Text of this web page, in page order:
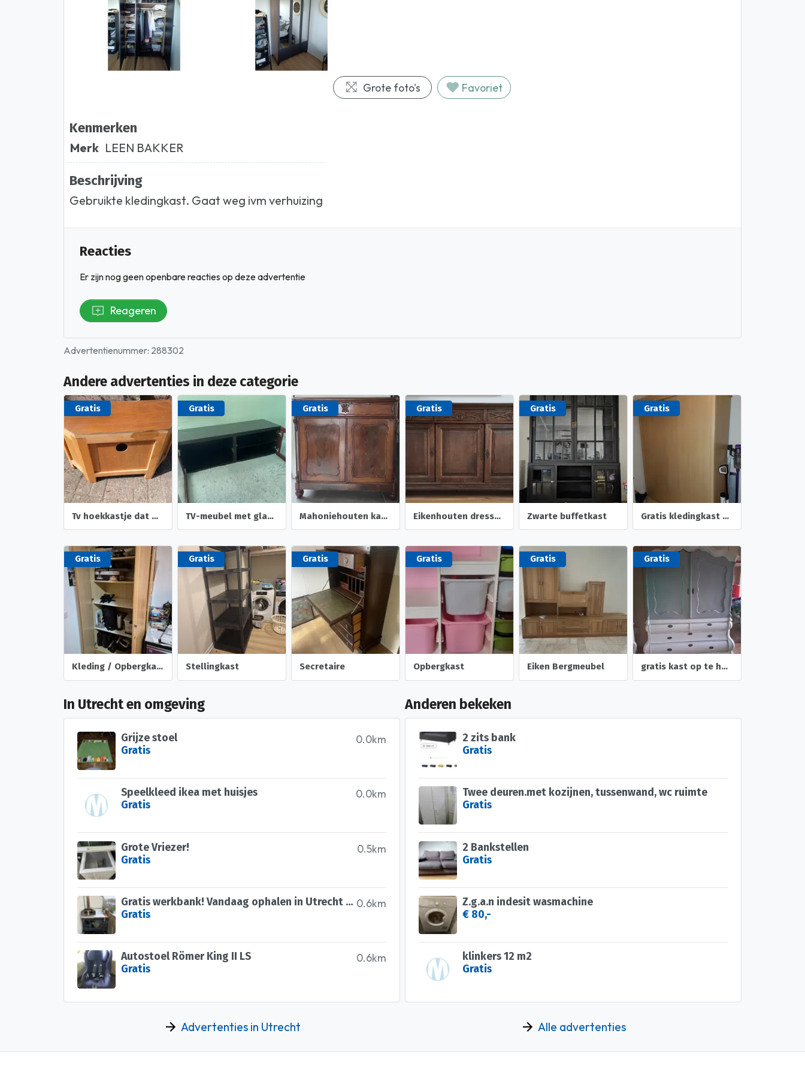
Favoriet
Grote foto's
Kenmerken
Merk LEEN BAKKER
Beschrijving
Gebruikte kledingkast. Gaat weg ivm verhuizing
Reacties
Er zijn nog geen openbare reacties op deze advertentie
Reageren
Advertentienummer: 288302
Andere advertenties in deze categorie
Gratis
Tv hoekkastje dat wat opgeknapt moet woeden.
Gratis
TV-meubel met glazen blad
Gratis
Mahoniehouten kastje
Gratis
Eikenhouten dressoir
Gratis
Zwarte buffetkast
Gratis
Gratis kledingkast 220 x 180 x 60
Gratis
Kleding / Opbergkast
Gratis
Stellingkast
Gratis
Secretaire
Gratis
Opbergkast
Gratis
Eiken Bergmeubel
Gratis
gratis kast op te halen.
In Utrecht en omgeving
0.0km
Grijze stoel
Gratis
0.0km
Speelkleed ikea met huisjes
Gratis
0.5km
Grote Vriezer!
Gratis
0.6km
Gratis werkbank! Vandaag ophalen in Utrecht (met 2 personen)
Gratis
0.6km
Autostoel Römer King II LS
Gratis
Advertenties in Utrecht
Anderen bekeken
2 zits bank
Gratis
Twee deuren.met kozijnen, tussenwand, wc ruimte
Gratis
2 Bankstellen
Gratis
Z.g.a.n indesit wasmachine
€ 80,-
klinkers 12 m2
Gratis
Alle advertenties